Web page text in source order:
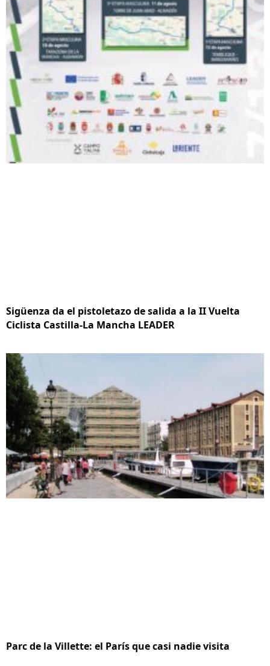
Sigüenza da el pistoletazo de salida a la II Vuelta
Ciclista Castilla-La Mancha LEADER
Parc de la Villette: el París que casi nadie visita